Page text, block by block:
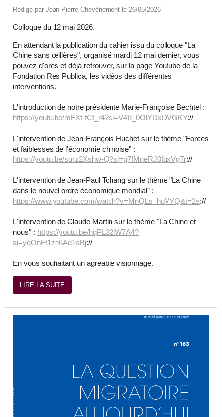
Rédigé par Jean-Pierre Chevènement le 26/05/2026
Colloque du 12 mai 2026.
En attendant la publication du cahier issu du colloque "La
Chine sans œillères", organisé mardi 12 mai dernier, vous
pouvez d'ores et déjà retrouver, sur la page Youtube de la
Fondation Res Publica, les vidéos des différentes
interventions.
L'introduction de notre présidente Marie-Françoise Bechtel :
https://youtu.be/mFXt-fCt_r4?si=V4Ir_0OlYDxDVGKY://
L'intervention de Jean-François Huchet sur le thème "Forces
et faiblesses de l'économie chinoise" :
https://youtu.be/surz2Xshw-Q?si=g7IMneRJ0fqxVgTr://
L'intervention de Jean-Paul Tchang sur le thème "La Chine
dans le nouvel ordre économique mondial" :
https://www.youtube.com/watch?v=MnQLs_hoVYQ&t=2s://
L'intervention de Claude Martin sur le thème "La Chine et
nous" : https://youtu.be/hqPL32iW7A4?
si=yqOnFt1ze6Ad1sBj://
En vous souhaitant un agréable visionnage.
LIRE LA SUITE